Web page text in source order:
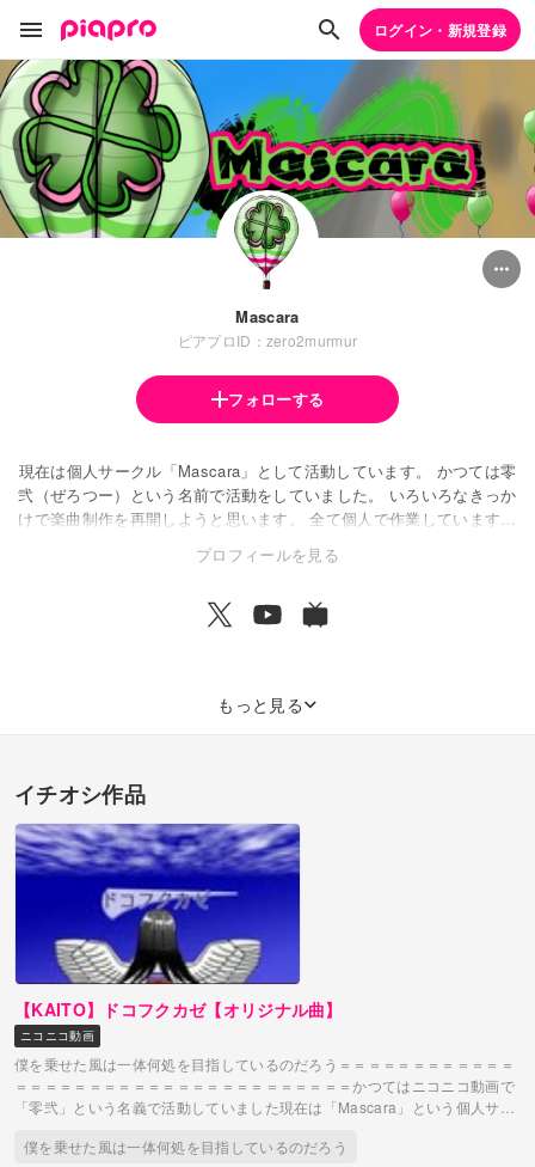
ログイン・新規登録
Mascara
ピアプロID：zero2murmur
フォローする
現在は個人サークル「Mascara」として活動しています。 かつては零
弐（ぜろつー）という名前で活動をしていました。 いろいろなきっか
けで楽曲制作を再開しようと思います。 全て個人で作業していますの
で、ゆるりとした活動を目標としています。 なにかございましたらメ
ッセージかtwitterへお願いします。 https://twitter.com/zero2murmur
プロフィールを見る
もっと見る
イチオシ作品
【KAITO】ドコフクカゼ【オリジナル曲】
ニコニコ動画
僕を乗せた風は一体何処を目指しているのだろう＝＝＝＝＝＝＝＝＝＝＝＝
＝＝＝＝＝＝＝＝＝＝＝＝＝＝＝＝＝＝＝＝＝＝＝かつてはニコニコ動画で
「零弐」という名義で活動していました現在は「Mascara」という個人サー
けて毎日ニコニコ動画に公開予定です※こちらの動画は2022年12月に
僕を乗せた風は一体何処を目指しているのだろう